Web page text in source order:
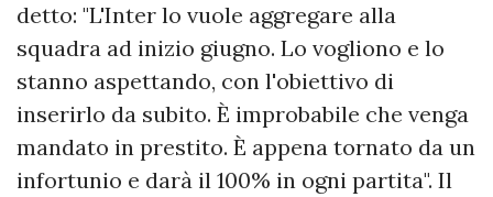
detto: "L'Inter lo vuole aggregare alla
squadra ad inizio giugno. Lo vogliono e lo
stanno aspettando, con l'obiettivo di
inserirlo da subito. È improbabile che venga
mandato in prestito. È appena tornato da un
infortunio e darà il 100% in ogni partita". Il